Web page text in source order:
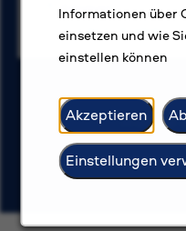
Informationen über
einsetzen und wie
einstellen können
Akzeptieren
Einstellungen
Amman
Competitive salary
Weitere